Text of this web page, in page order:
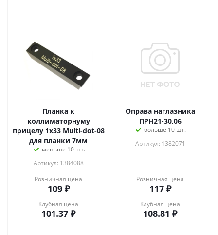
Планка к
коллиматорнуму
прицелу 1х33 Multi-dot-08
для планки 7мм
меньше 10 шт.
Артикул: 1384088
Розничная цена
109₽
Клубная цена
101.37 ₽
Оправа наглазника
ПРН21-30,06
больше 10 шт.
Артикул: 1382071
Розничная цена
117₽
Клубная цена
108.81 ₽